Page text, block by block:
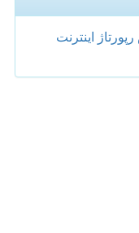
رپورتاژ
اینترنت